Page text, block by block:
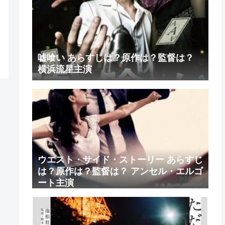
嘘喰い あらすじは？原作は？監督は？
横浜流星主演
ウエスト・サイド・ストーリー あらすじ
は？原作は？監督は？ アンセル・エルゴ
ート主演